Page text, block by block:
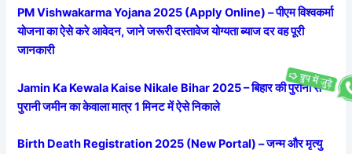
PM Vishwakarma Yojana 2025 (Apply Online) – पीएम विश्वकर्मा
योजना का ऐसे करे आवेदन, जाने जरूरी दस्तावेज योग्यता ब्याज दर वह पूरी
जानकारी
Jamin Ka Kewala Kaise Nikale Bihar 2025 – बिहार की पुरानी से
पुरानी जमीन का केवाला मात्र 1 मिनट में ऐसे निकाले
Birth Death Registration 2025 (New Portal) – जन्म और मृत्यु